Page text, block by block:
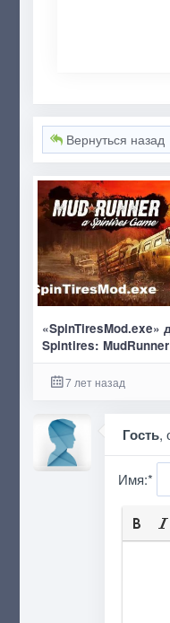
Вернуться назад
«SpinTiresMod.exe»
Spintires: MudRunner
7 лет назад
Гость,
Имя:*